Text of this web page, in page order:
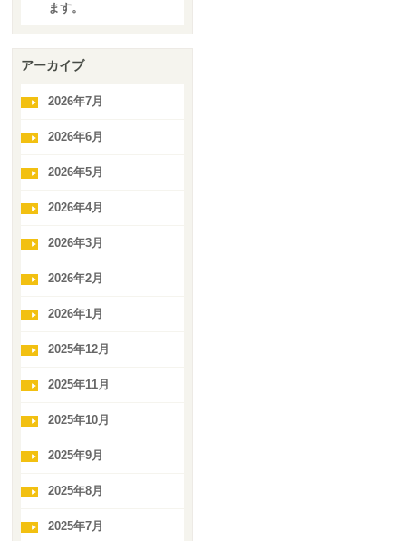
ます。
アーカイブ
2026年7月
2026年6月
2026年5月
2026年4月
2026年3月
2026年2月
2026年1月
2025年12月
2025年11月
2025年10月
2025年9月
2025年8月
2025年7月